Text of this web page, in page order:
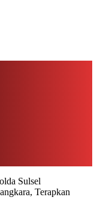
Sulsel
Terapkan